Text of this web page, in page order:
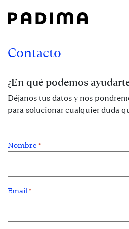
Contacto
¿En qué podemos
Déjanos tus datos y nos
para solucionar cualquier duda
Nombre *
Email *